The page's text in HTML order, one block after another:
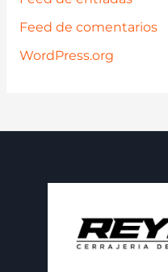
Feed de comentarios
WordPress.org